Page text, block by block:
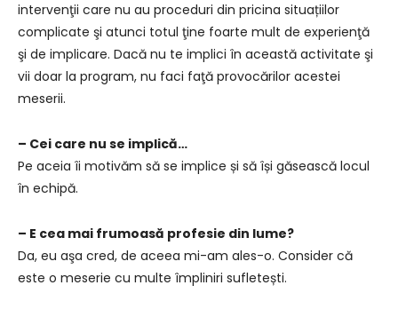
intervenţii care nu au proceduri din pricina situațiilor
complicate şi atunci totul ţine foarte mult de experienţă
şi de implicare. Dacă nu te implici în această activitate şi
vii doar la program, nu faci faţă provocărilor acestei
meserii.
– Cei care nu se implică…
Pe aceia îi motivăm să se implice și să își găsească locul
în echipă.
– E cea mai frumoasă profesie din lume?
Da, eu aşa cred, de aceea mi-am ales-o. Consider că
este o meserie cu multe împliniri sufletești.